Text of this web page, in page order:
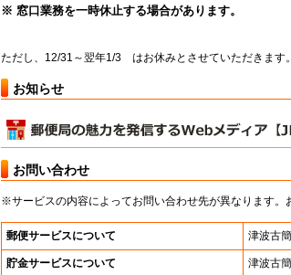
※ 窓口業務を一時休止する場合があります。
ただし、12/31～翌年1/3 はお休みとさせていただきます。
お知らせ
お問い合わせ
※サービスの内容によってお問い合わせ先が異なります。
郵便サービスについて 津波古
貯金サービスについて 津波古